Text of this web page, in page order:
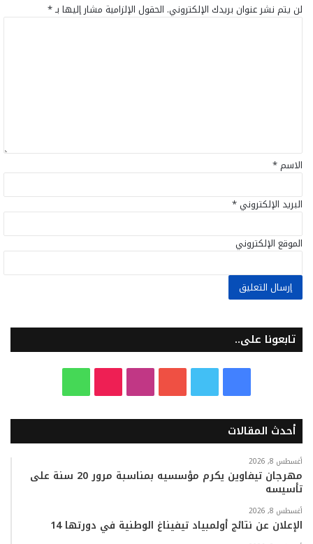
لن يتم نشر عنوان بريدك الإلكتروني. الحقول الإلزامية مشار إليها بـ*
الاسم*
البريد الإلكتروني*
الموقع الإلكتروني
تابعونا على..
س
ك
ي
ت
ب
س
ر
k
k
ت
س
ب
أحدث المقالات
أغسطس 8, 2026
مهرجان تيفاوين يكرم مؤسسيه بمناسبة مرور 20 سنة على
تأسيسه
أغسطس 8, 2026
الإعلان عن نتائج أولمبياد تيفيناغ الوطنية في دورتها 14